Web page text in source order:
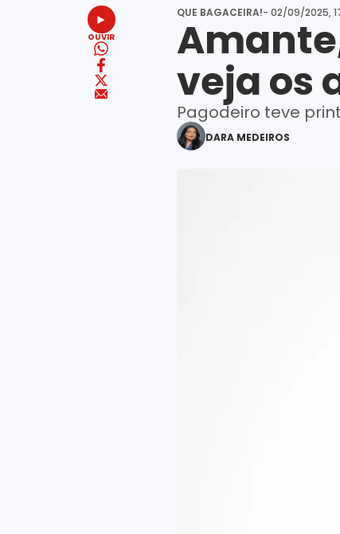
OUVIR
QUE BAGACEIRA!- 02/09/2025,
veja os
Pagodeiro teve
DARA MEDEIROS